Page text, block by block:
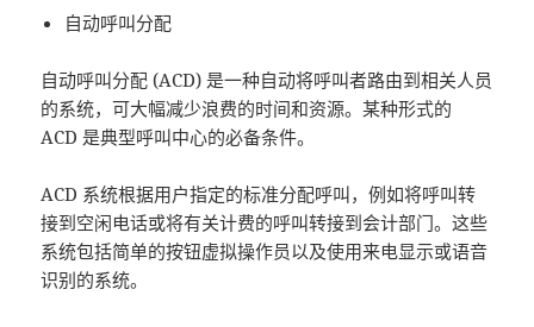
自动呼叫分配
自动呼叫分配 (ACD) 是一种自动将呼叫者路由到相关人员
的系统，可大幅减少浪费的时间和资源。某种形式的
ACD 是典型呼叫中心的必备条件。
ACD 系统根据用户指定的标准分配呼叫，例如将呼叫转
接到空闲电话或将有关计费的呼叫转接到会计部门。这些
系统包括简单的按钮虚拟操作员以及使用来电显示或语音
识别的系统。